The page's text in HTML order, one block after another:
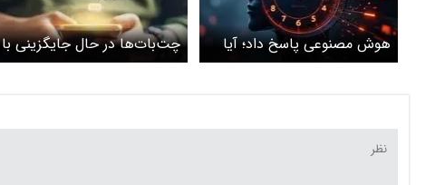
هوش مصنوعی پاسخ داد؛ آیا
جای انسان را می‌گیری؟
چت‌بات‌ها در حال جایگزینی با
تراپیست‌ها هستند